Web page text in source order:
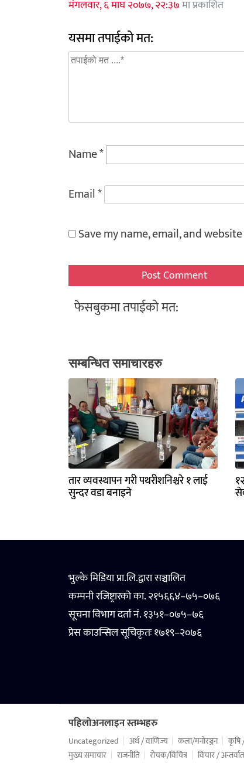
मंगलवार, ६ माघ २०७७, २२:३७मा प्रकाशित
यसमा तपाईको मत:
Name*
Email*
Save my name, email, and
फेसबुकमा तपाईको मत:
सम्बन्धित समाचारहरु
तार व्यवस्थापन गरी पथरीशनिश्चरे १ लाई
सुन्दर वडा बनाइने
भुल्के मिडिया प्रा.लि.द्वारा सञ्चालित
कम्पनी रजिष्ट्रारको का. २१५६६४–७५–०७६
सूचना विभाग दर्ता नं. १३५१–०७५–७६
प्रेस काउन्सिल सूचिकृतः १७१९–२०७६
पहिलोअनलाइन स्तम्भहरु
Uncategorized अर्थ / वाणिज्य कला/मनोरञ्जन कृषि
मुख्य समाचार
राजनीति रोचक/विचित्र विचार /